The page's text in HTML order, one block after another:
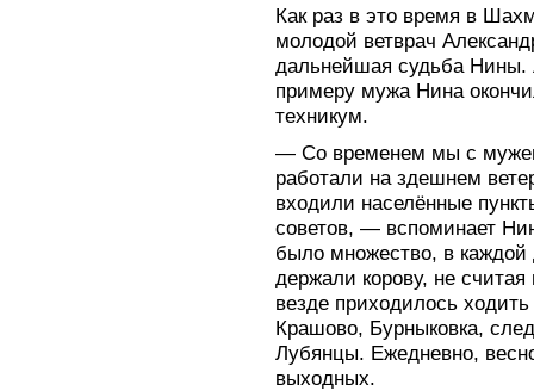
Как раз в это время в
молодой ветврач
дальнейшая судьба
примеру мужа Нина
техникум.
— Со временем мы с
работали на здешнем
входили населённые
советов, — вспоминает
было множество, в каждой
держали корову, не
везде приходилось
Крашово, Бурныковка,
Лубянцы. Ежедневно,
выходных.